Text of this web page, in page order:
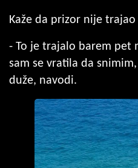
Kaže da prizor nije
- To je trajalo barem pet
sam se vratila da
duže, navodi.